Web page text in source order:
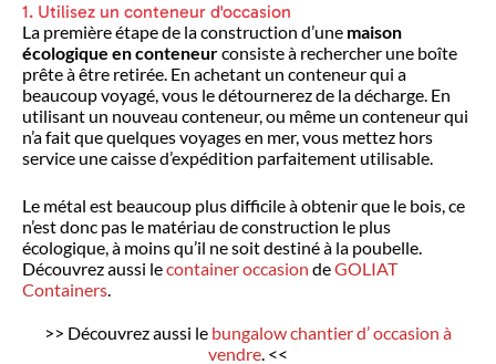
1. Utilisez un conteneur d'occasion
La première étape de la construction d’une maison
écologique en conteneurconsiste à rechercher une boîte
prête à être retirée. En achetant un conteneur qui a
beaucoup voyagé, vous le détournerez de la décharge. En
utilisant un nouveau conteneur, ou même un conteneur qui
n’a fait que quelques voyages en mer, vous mettez hors
service une caisse d’expédition parfaitement utilisable.
Le métal est beaucoup plus difficile à obtenir que le bois, ce
n’est donc pas le matériau de construction le plus
écologique, à moins qu’il ne soit destiné à la poubelle.
Découvrez aussi lecontainer occasion deGOLIAT
Containers.
>> Découvrez aussi le bungalow chantier d’ occasion à
vendre. <<